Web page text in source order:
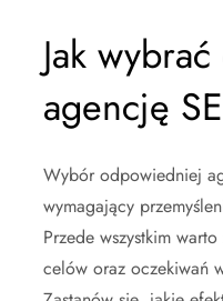
Jak
agencję
Wybór odpowiedniej
wymagający
Przede wszystkim
celów oraz oczekiwań